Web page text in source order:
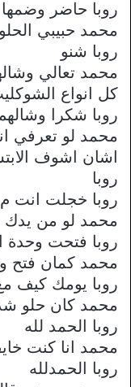
روبا حاضر وضمها
محمد حبيبي
روبا شنو
محمد تعالي
كل انواع
روبا شكرا
محمد لو تعرفي
اشان اشوف
روبا
روبا خجلت انت م
محمد لو من يدك
روبا فتحت وحدة
محمد كمان فتح
روبا يومك كيف
محمد كان حلو
روبا الحمد لله
محمد انا كنت
روبا الحمدلله